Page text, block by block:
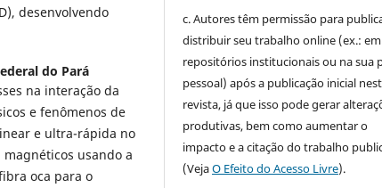
desenvolvendo
do Pará
na interação da
e fenômenos de
e ultra-rápida no
usando a
oca para o
c. Autores têm permissão para
distribuir seu trabalho online (ex.: em
repositórios institucionais ou na sua
pessoal) após a publicação inicial
revista, já que isso pode gerar
produtivas, bem como aumentar o
impacto e a citação do trabalho
(VejaO Efeito do Acesso Livre).